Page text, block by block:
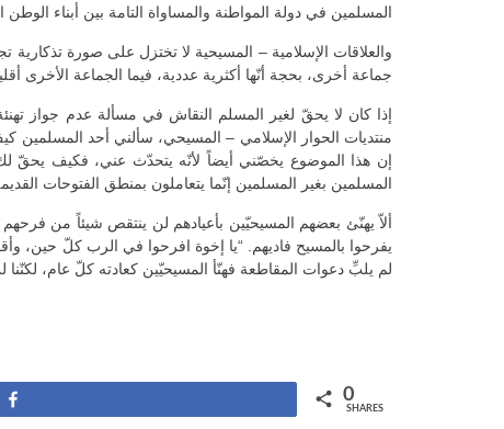
المسلمين في دولة المواطنة والمساواة التامة بين أبناء الوطن
والعلاقات الإسلامية – المسيحية لا تختزل على صورة
جماعة أخرى، بحجة أنّها أكثرية عددية، فيما الجماعة الأخرى
إذا كان لا يحقّ لغير المسلم النقاش في مسألة عدم جواز
منتديات الحوار الإسلامي – المسيحي، سألني أحد
إن هذا الموضوع يخصّني أيضاً لأنّه يتحدّث عني، فكيف يحقّ
المسلمين بغير المسلمين إنّما يتعاملون بمنطق الفتوحات
ألاّ يهنّئ بعضهم المسيحيّين بأعيادهم لن ينتقص شيئاً من
لم يلبِّ دعوات المقاطعة فهنّأ المسيحيّين كعادته كلّ عام، لكنّنا
0
SHARES